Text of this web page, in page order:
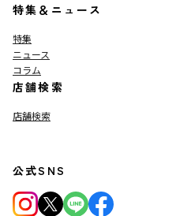
特集＆ニュース
特集
ニュース
コラム
店舗検索
店舗検索
公式SNS